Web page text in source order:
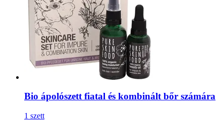
Bio ápolószett fiatal és kombinált bőr számára
1 szett